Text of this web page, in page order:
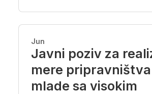
Jun
Javni poziv za
mere pripravništva
mlade sa visokim